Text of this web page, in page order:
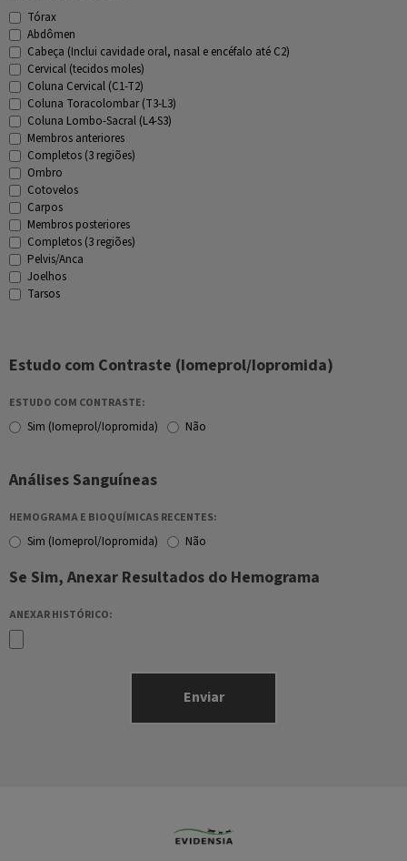
Tórax
Abdômen
Cabeça (Inclui cavidade oral, nasal e encéfalo até C2)
Cervical (tecidos moles)
Coluna Cervical (C1-T2)
Coluna Toracolombar (T3-L3)
Coluna Lombo-Sacral (L4-S3)
Membros anteriores
Completos (3 regiões)
Ombro
Cotovelos
Carpos
Membros posteriores
Completos (3 regiões)
Pelvis/Anca
Joelhos
Tarsos
Estudo com Contraste (Iomeprol/Iopromida)
ESTUDO COM CONTRASTE:
Sim (Iomeprol/Iopromida)
Não
Análises Sanguíneas
HEMOGRAMA E BIOQUÍMICAS RECENTES:
Sim (Iomeprol/Iopromida)
Não
Se Sim, Anexar Resultados do Hemograma
ANEXAR HISTÓRICO: